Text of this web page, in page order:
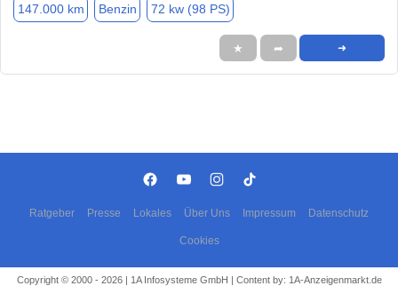
147.000 km Benzin 72 kw (98 PS)
★ ➦ ➜
Ratgeber Presse Lokales Über Uns Impressum Datenschutz
Cookies
Copyright © 2000 - 2026 | 1A Infosysteme GmbH | Content by: 1A-Anzeigenmarkt.de